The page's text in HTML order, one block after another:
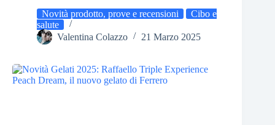
Novità prodotto, prove e recensioni
Cibo e
salute
Valentina Colazzo
21 Marzo 2025